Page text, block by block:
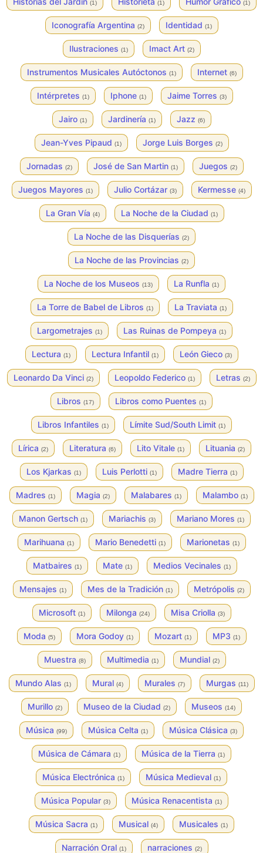
(1) (1) (1)
Iconografía Argentina (2) Identidad (1)
Ilustraciones (1) Imact Art (2)
Instrumentos Musicales Autóctonos (1) Internet (6)
Intérpretes (1) Iphone (1) Jaime Torres (3)
Jairo (1) Jardinería (1) Jazz (6)
Jean-Yves Pipaud (1) Jorge Luis Borges (2)
Jornadas (2) José de San Martin (1) Juegos (2)
Juegos Mayores (1) Julio Cortázar (3) Kermesse (4)
La Gran Vía (4) La Noche de la Ciudad (1)
La Noche de las Disquerías (2)
La Noche de las Provincias (2)
La Noche de los Museos (13) La Runfla (1)
La Torre de Babel de Libros (1) La Traviata (1)
Largometrajes (1) Las Ruinas de Pompeya (1)
Lectura (1) Lectura Infantil (1) León Gieco (3)
Leonardo Da Vinci (2) Leopoldo Federico (1) Letras (2)
Libros (17) Libros como Puentes (1)
Libros Infantiles (1) Límite Sud/South Limit (1)
Lírica (2) Literatura (6) Lito Vitale (1) Lituania (2)
Los Kjarkas (1) Luis Perlotti (1) Madre Tierra (1)
Madres (1) Magia (2) Malabares (1) Malambo (1)
Manon Gertsch (1) Mariachis (3) Mariano Mores (1)
Marihuana (1) Mario Benedetti (1) Marionetas (1)
Matbaires (1) Mate (1) Medios Vecinales (1)
Mensajes (1) Mes de la Tradición (1) Metrópolis (2)
Microsoft (1) Milonga (24) Misa Criolla (3)
Moda (5) Mora Godoy (1) Mozart (1) MP3 (1)
Muestra (8) Multimedia (1) Mundial (2)
Mundo Alas (1) Mural (4) Murales (7) Murgas (11)
Murillo (2) Museo de la Ciudad (2) Museos (14)
Música (99) Música Celta (1) Música Clásica (3)
Música de Cámara (1) Música de la Tierra (1)
Música Electrónica (1) Música Medieval (1)
Música Popular (3) Música Renacentista (1)
Música Sacra (1) Musical (4) Musicales (1)
Narración Oral (1) narraciones (2)